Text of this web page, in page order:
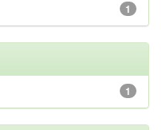
1
1